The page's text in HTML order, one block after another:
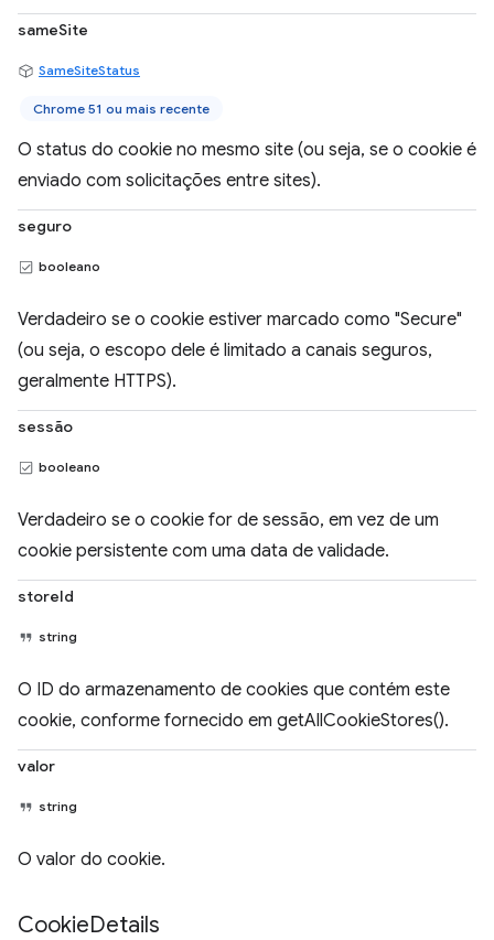
sameSite
SameSiteStatus
Chrome 51 ou mais recente
O status do cookie no mesmo site (ou seja, se o cookie é
enviado com solicitações entre sites).
seguro
booleano
Verdadeiro se o cookie estiver marcado como "Secure"
(ou seja, o escopo dele é limitado a canais seguros,
geralmente HTTPS).
sessão
booleano
Verdadeiro se o cookie for de sessão, em vez de um
cookie persistente com uma data de validade.
storeId
string
O ID do armazenamento de cookies que contém este
cookie, conforme fornecido em getAllCookieStores().
valor
string
O valor do cookie.
CookieDetails